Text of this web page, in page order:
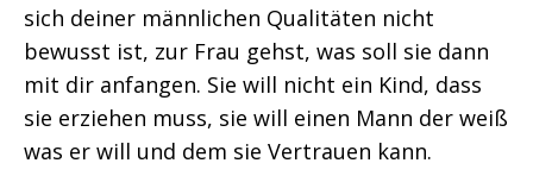
sich deiner männlichen Qualitäten nicht
bewusst ist, zur Frau gehst, was soll sie dann
mit dir anfangen. Sie will nicht ein Kind, dass
sie erziehen muss, sie will einen Mann der weiß
was er will und dem sie Vertrauen kann.